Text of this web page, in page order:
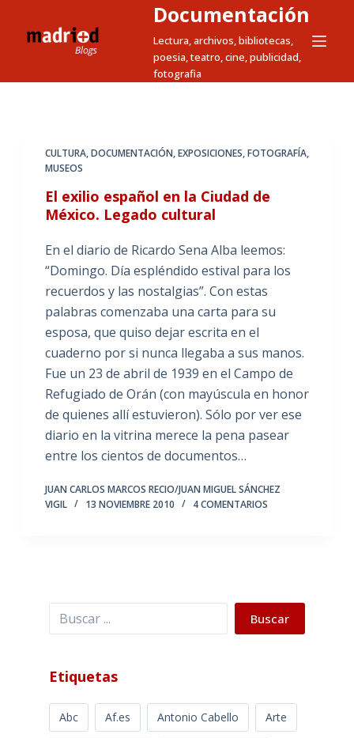
t
Documentación
Lectura, archivos, bibliotecas,
poesia, teatro, cine, publicidad,
fotografia
CULTURA,DOCUMENTACIÓN,EXPOSICIONES,FOTOGRAFÍA,
MUSEOS
El exilio español en la Ciudad de
México. Legado cultural
En el diario de Ricardo Sena Alba leemos:
“Domingo. Día espléndido estival para los
recuerdos y las nostalgias”. Con estas
palabras comenzaba una carta para su
esposa, que quiso dejar escrita en el
cuaderno por si nunca llegaba a sus manos.
Fue un 23 de abril de 1939 en el Campo de
Refugiado de Orán (con mayúscula en honor
de quienes allí estuvieron). Sólo por ver ese
diario en la vitrina merece la pena pasear
entre los cientos de documentos…
JUAN CARLOS MARCOS RECIO/JUAN MIGUEL SÁNCHEZ
VIGIL
13 NOVIEMBRE 2010 4 COMENTARIOS
Buscar Buscar
Etiquetas
Abc Af.es Antonio Cabello Arte